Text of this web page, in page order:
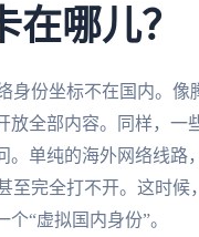
在哪儿？
身份坐标不在国内。像
全部内容。同样，一
。单纯的海外网络线路
至完全打不开。这时候
“虚拟国内身份”。